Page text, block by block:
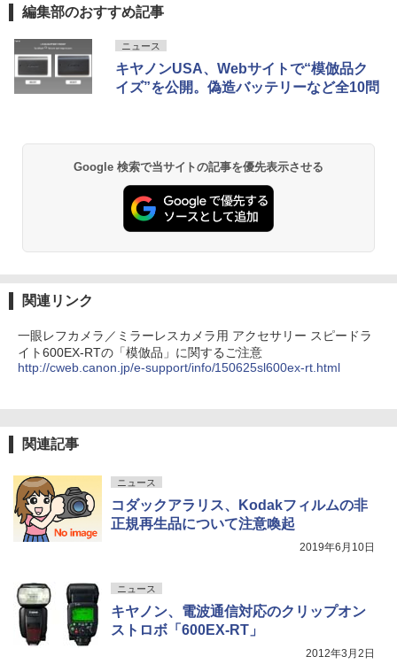
編集部のおすすめ記事
ニュース
キヤノンUSA、Webサイトで“模倣品ク
イズ”を公開。偽造バッテリーなど全10問
Google 検索で当サイトの記事を優先表示させる
関連リンク
一眼レフカメラ／ミラーレスカメラ用 アクセサリー スピードラ
イト600EX-RTの「模倣品」に関するご注意
http://cweb.canon.jp/e-support/info/150625sl600ex-rt.html
関連記事
ニュース
コダックアラリス、Kodakフィルムの非
正規再生品について注意喚起
2019年6月10日
ニュース
キヤノン、電波通信対応のクリップオン
ストロボ「600EX-RT」
2012年3月2日